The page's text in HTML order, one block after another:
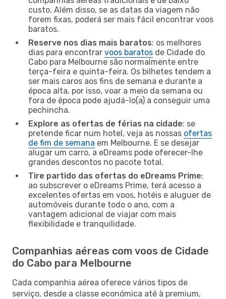
custo. Além disso, se as datas da viagem não
forem fixas, poderá ser mais fácil encontrar voos
baratos.
Reserve nos dias mais baratos: os melhores
dias para encontrar voos baratos de Cidade do
Cabo para Melbourne são normalmente entre
terça-feira e quinta-feira. Os bilhetes tendem a
ser mais caros aos fins de semana e durante a
época alta, por isso, voar a meio da semana ou
fora de época pode ajudá-lo(a) a conseguir uma
pechincha.
Explore as ofertas de férias na cidade: se
pretende ficar num hotel, veja as nossas ofertas
de fim de semana em Melbourne. E se desejar
alugar um carro, a eDreams pode oferecer-lhe
grandes descontos no pacote total.
Tire partido das ofertas do eDreams Prime:
ao subscrever o eDreams Prime, terá acesso a
excelentes ofertas em voos, hotéis e aluguer de
automóveis durante todo o ano, com a
vantagem adicional de viajar com mais
flexibilidade e tranquilidade.
Companhias aéreas com voos de Cidade
do Cabo para Melbourne
Cada companhia aérea oferece vários tipos de
serviço, desde a classe económica até à premium,